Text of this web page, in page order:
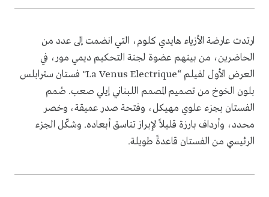
ارتدت عارضة الأزياء هايدي كلوم، التي انضمت إلى عدد من
الحاضرين، من بينهم عضوة لجنة التحكيم ديمي مور، في
العرض الأول لفيلم “La Venus Electrique" فستان سترابلس
بلون الخوخ من تصميم المصمم اللبناني إيلي صعب. صُمم
الفستان بجزء علوي مهيكل، وفتحة صدر عميقة، وخصر
محدد، وأرداف بارزة قليلاً لإبراز تناسق أبعاده. وشكّل الجزء
الرئيسي من الفستان قاعدةً طويلة.